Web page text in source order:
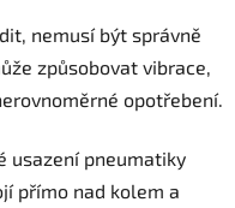
nemusí být správně
způsobovat vibrace,
opotřebení.
usazení pneumatiky
přímo nad kolem a